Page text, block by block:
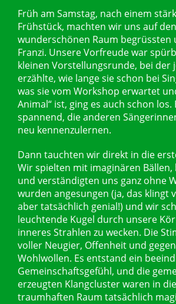
Früh am Samstag, nach einem
Frühstück, machten wir uns auf
wunderschönen Raum begrüssten
Franzi. Unsere Vorfreude war
kleinen Vorstellungsrunde, bei der
erzählte, wie lange sie schon bei
was sie vom Workshop erwartet
Animal“ ist, ging es auch schon los.
spannend, die anderen
neu kennenzulernen.
Dann tauchten wir direkt in die
Wir spielten mit imaginären Bällen,
und verständigten uns ganz ohne
wurden angesungen (ja, das klingt
aber tatsächlich genial!) und wir
leuchtende Kugel durch unsere
inneres Strahlen zu wecken. Die
voller Neugier, Offenheit und
Wohlwollen. Es entstand ein
Gemeinschaftsgefühl, und die
erzeugten Klangcluster waren in
traumhaften Raum tatsächlich